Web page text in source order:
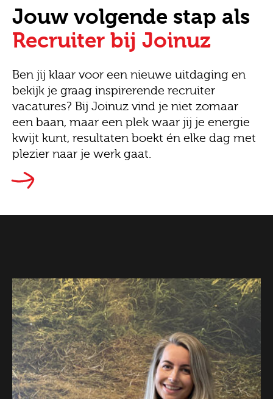
Jouw volgende stap als
Recruiter bij Joinuz
Ben jij klaar voor een nieuwe uitdaging en
bekijk je graag inspirerende recruiter
vacatures? Bij Joinuz vind je niet zomaar
een baan, maar een plek waar jij je energie
kwijt kunt, resultaten boekt én elke dag met
plezier naar je werk gaat.